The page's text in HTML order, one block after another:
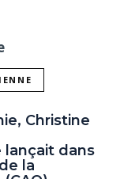
Christine
lançait dans
la